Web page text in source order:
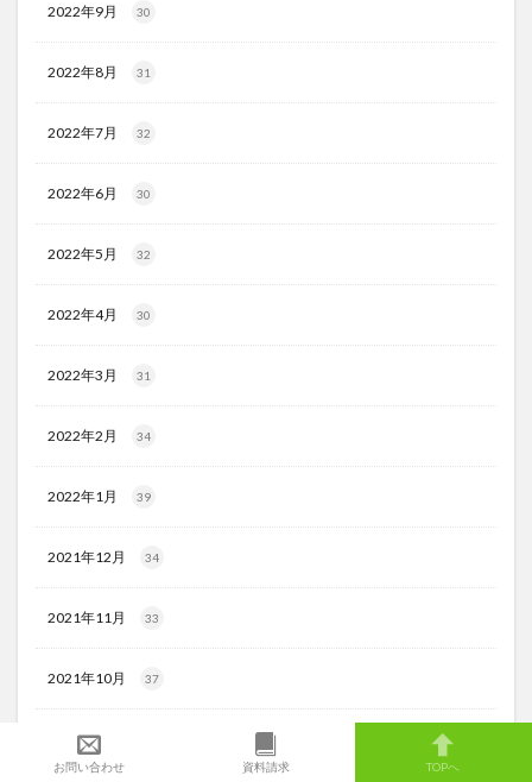
2022年9月 30
2022年8月 31
2022年7月 32
2022年6月 30
2022年5月 32
2022年4月 30
2022年3月 31
2022年2月 34
2022年1月 39
2021年12月 34
2021年11月 33
2021年10月 37
2021年9月
お問い合わせ
資料請求 TOPへ